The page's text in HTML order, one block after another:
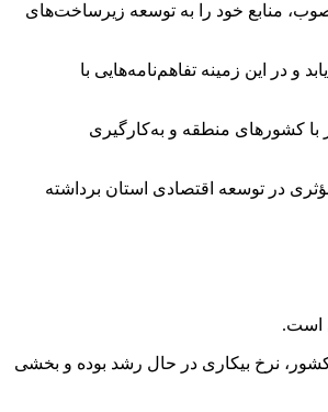
منابع خود را به توسعه زیرساخت‌های
یابد و در این زمینه تفاهم‌نامه‌هایی با
با کشورهای منطقه و به‌کارگیری
در توسعه اقتصادی استان برداشته
نرخ بیکاری در حال رشد بوده و بخشی